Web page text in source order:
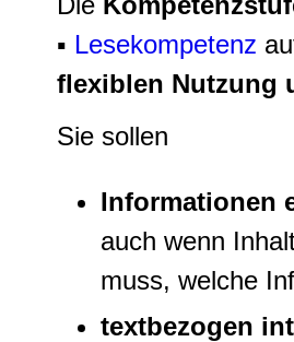
▪ Lesekompetenz
flexiblen Nutzung
Sie sollen
Informationen
auch wenn
muss, welche
textbezogen